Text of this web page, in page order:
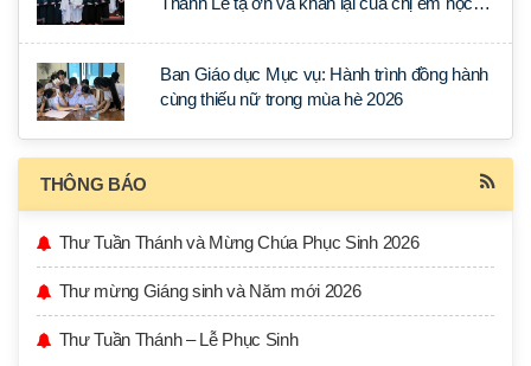
Ban Giáo dục Mục vụ: Hành trình đồng hành
cùng thiếu nữ trong mùa hè 2026
THÔNG BÁO
Thư Tuần Thánh và Mừng Chúa Phục Sinh 2026
Thư mừng Giáng sinh và Năm mới 2026
Thư Tuần Thánh – Lễ Phục Sinh